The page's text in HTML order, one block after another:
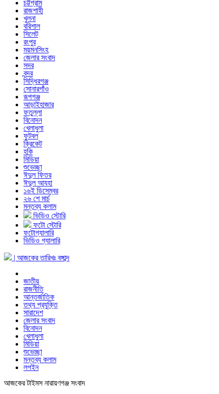
চট্টগ্রাম
রাজশাহী
খুলনা
বরিশাল
সিলেট
রংপুর
ময়মনসিংহ
জেলার সংবাদ
সদর
বন্দর
সিদ্ধিরগঞ্জ
সোনারগাঁও
রূপগঞ্জ
আড়াইহাজার
ফতুল্লা
বিনোদন
খেলাধুলা
ফুটবল
ক্রিকেট
হকি
মিডিয়া
শুভেচ্ছা
ঈদুল ফিতর
ঈদুল আযহা
১৬ই ডিসেম্বর
২৬ শে মার্চ
মন্তব্য কলাম
ভিডিও স্টোরি
ফটো স্টোরি
ফটোগ্যালারি
ভিডিও গ্যালারি
| আজকের তারিখঃ বঙ্গাব্দ
জাতীয়
রাজনীতি
আন্তর্জাতিক
তথ্য প্রযুক্তি
সারাদেশ
জেলার সংবাদ
বিনোদন
খেলাধুলা
মিডিয়া
শুভেচ্ছা
মন্তব্য কলাম
লগইন
আজকের টাইমস নারায়ণগঞ্জ সংবাদ